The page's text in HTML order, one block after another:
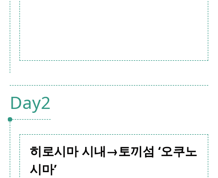
Day2
히로시마 시내→토끼섬 ‘오쿠노
시마’